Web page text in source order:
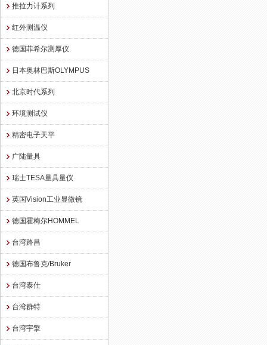
推拉力计系列
红外测温仪
德国菲希尔测厚仪
日本奥林巴斯OLYMPUS
北京时代系列
环境测试仪
精密电子天平
广陆量具
瑞士TESA量具量仪
英国Vision工业显微镜
德国霍梅尔HOMMEL
台湾路昌
德国布鲁克/Bruker
台湾泰仕
台湾群特
台湾宇擎